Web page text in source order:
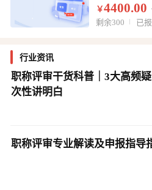
￥4400.00
剩余300
已
行业资讯
职称评审干货科普｜3大高频
次性讲明白
职称评审专业解读及申报指导